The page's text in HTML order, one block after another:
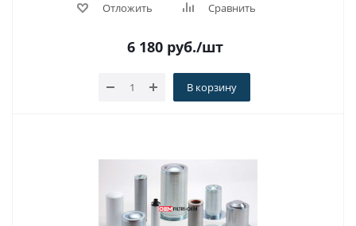
Отложить Сравнить
6 180 руб./шт
В корзину